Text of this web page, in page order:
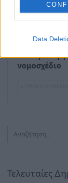
Data
Βουλή το
νομοσχέδιο
Τελευταίες